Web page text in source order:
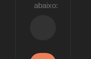
abaixo: